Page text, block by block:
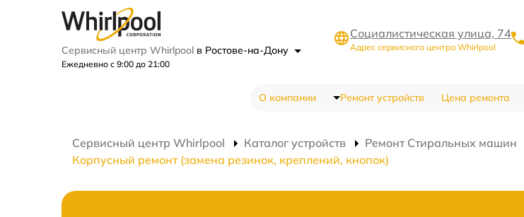
Сервисный центр Whirlpool в Ростове-на-Дону
Ежедневно с 9:00 до 21:00
Социалистическая улица, 74
Адрес сервисного центра Whirlpool
О компании Ремонт устройств Цена ремонта
Сервисный центр Whirlpool Каталог устройств Ремонт Стиральных машин
Корпусный ремонт (замена резинок, креплений, кнопок)